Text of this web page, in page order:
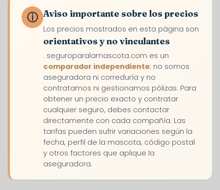
ⓘ Aviso importante sobre los precios
Los precios mostrados en esta página son
orientativos y no vinculantes
. seguroparalamascota.com es un
comparador independiente: no somos
aseguradora ni correduría y no
contratamos ni gestionamos pólizas. Para
obtener un precio exacto y contratar
cualquier seguro, debes contactar
directamente con cada compañía. Las
tarifas pueden sufrir variaciones según la
fecha, perfil de la mascota, código postal
y otros factores que aplique la
aseguradora.